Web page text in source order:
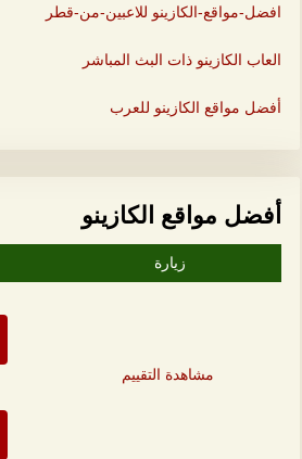
افضل-مواقع-الكازينو للاعبين-من-قطر
العاب الكازينو ذات البث المباشر
أفضل مواقع الكازينو للعرب
أفضل مواقع الكازينو
زيارة
مشاهدة التقييم